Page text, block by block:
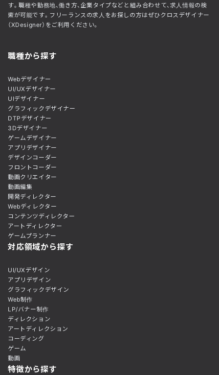
す。職種や勤務地、働き方、企業タイプなどと組み合わせて、求人情報の検
索が可能です。フリーランスの求人をお探しの方はぜひクロスデザイナー
（XDesigner）をご利用ください。
職種から探す
Webデザイナー
UI/UXデザイナー
UIデザイナー
グラフィックデザイナー
DTPデザイナー
3Dデザイナー
ゲームデザイナー
アプリデザイナー
デザインコーダー
フロントコーダー
動画クリエイター
動画編集
開発ディレクター
Webディレクター
コンテンツディレクター
アートディレクター
ゲームプランナー
対応領域から探す
UI/UXデザイン
アプリデザイン
グラフィックデザイン
Web制作
LP/バナー制作
ディレクション
アートディレクション
コーディング
ゲーム
動画
特徴から探す